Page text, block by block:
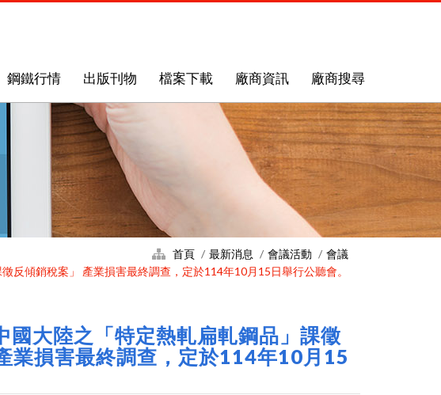
鋼鐵行情 出版刊物 檔案下載 廠商資訊 廠商搜尋
首頁 最新消息 會議活動
會議
傾銷稅案」 產業損害最終調查，定於114年10月15日舉行公聽會。
大陸之「特定熱軋扁軋鋼品」課徵
業損害最終調查，定於114年10月15